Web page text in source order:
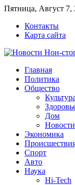
Пятница, Август 7,
Контакты
Карта сайта
Главная
Политика
Общество
Культура
Дом
Экономика
Спорт
Авто
Наука
Hi-Tech